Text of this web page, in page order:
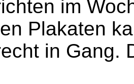
im
Plakaten
in Gang.